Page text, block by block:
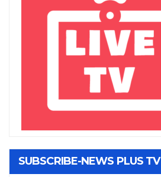
SUBSCRIBE-NEWS PLUS TV